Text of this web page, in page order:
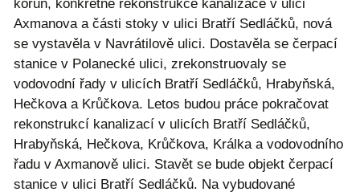
korun, konkrétně rekonstrukce kanalizace v ulici
Axmanova a části stoky v ulici Bratří Sedláčků, nová
se vystavěla v Navrátilově ulici. Dostavěla se čerpací
stanice v Polanecké ulici, zrekonstruovaly se
vodovodní řady v ulicích Bratří Sedláčků, Hrabyňská,
Hečkova a Krůčkova. Letos budou práce pokračovat
rekonstrukcí kanalizací v ulicích Bratří Sedláčků,
Hrabyňská, Hečkova, Krůčkova, Králka a vodovodního
řadu v Axmanově ulici. Stavět se bude objekt čerpací
stanice v ulici Bratří Sedláčků. Na vybudované